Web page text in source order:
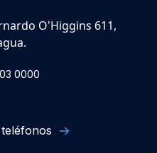
O'Higgins 611,
0000